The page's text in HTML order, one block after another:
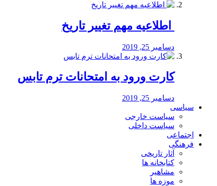
️ اطلاعیه مهم تغییر تاریخ
دسامبر 25, 2019
کارت ورود به امتحانات ترم تابس
دسامبر 25, 2019
سیاسی
سیاست خارجی
سیاست داخلی
اجتماعی
فرهنگی
آثار تاریخی
کتابخانه ها
مشاهیر
موزه ها